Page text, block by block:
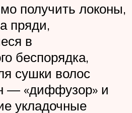
получить локоны,
пряди,
в
беспорядка,
сушки волос
— «диффузор» и
укладочные